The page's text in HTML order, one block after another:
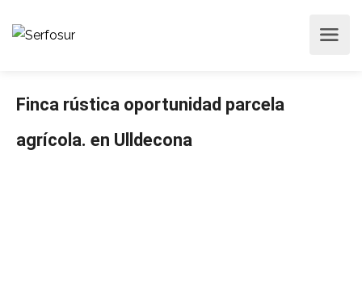
Finca rústica oportunidad parcela
agrícola. en Ulldecona